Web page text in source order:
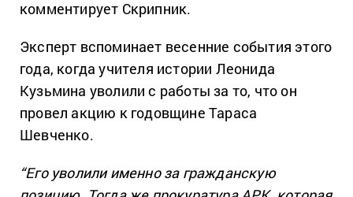
комментирует Скрипник.
Эксперт вспоминает весенние события этого
года, когда учителя истории Леонида
Кузьмина уволили с работы за то, что он
провел акцию к годовщине Тараса
Шевченко.
“Его уволили именно за гражданскую